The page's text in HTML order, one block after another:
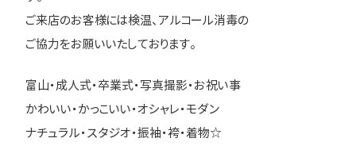
ご来店のお客様には検温、アルコール消毒の
ご協力をお願いいたしております。
富山・成人式・卒業式・写真撮影・お祝い事
かわいい・かっこいい・オシャレ・モダン
ナチュラル・スタジオ・振袖・袴・着物☆